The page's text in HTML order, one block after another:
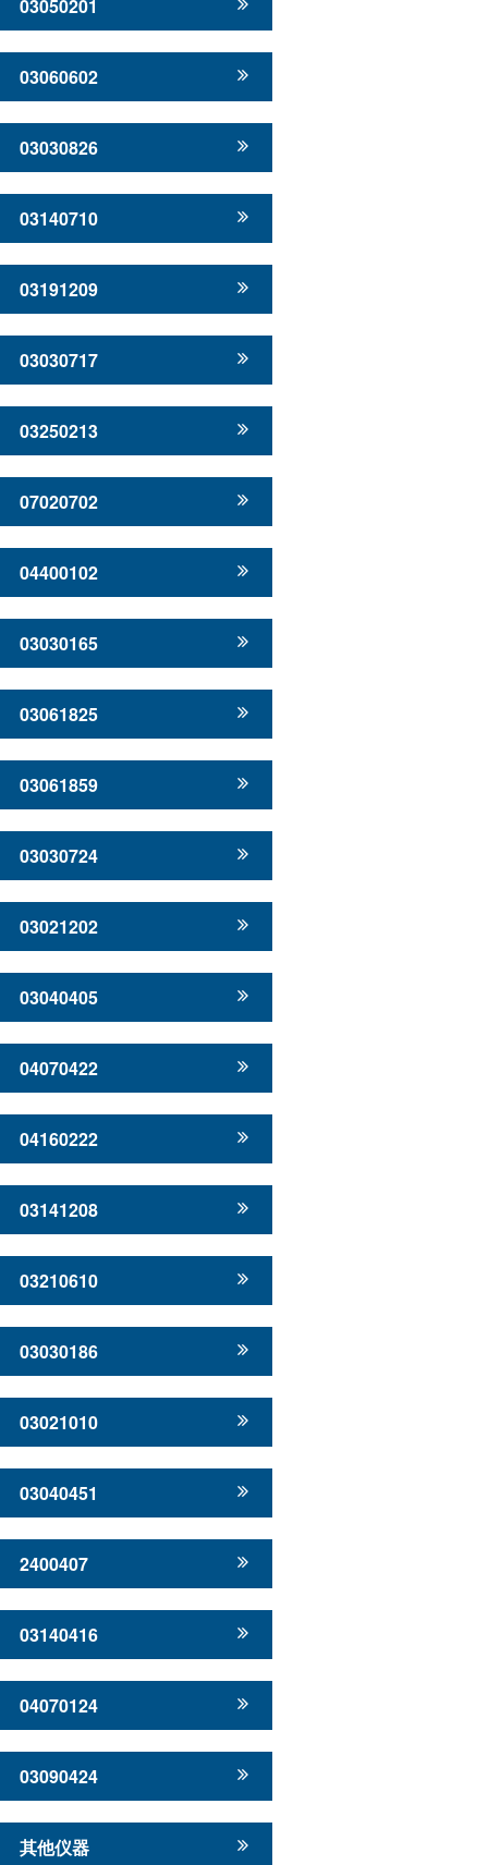
03050201
03060602
03030826
03140710
03191209
03030717
03250213
07020702
04400102
03030165
03061825
03061859
03030724
03021202
03040405
04070422
04160222
03141208
03210610
03030186
03021010
03040451
2400407
03140416
04070124
03090424
其他仪器